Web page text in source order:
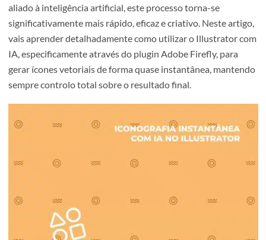
A criação de ícones personalizados é um elemento
no dia-a-dia dos designers gráficos. Com o Adobe
aliado à inteligência artificial, este processo torna-se
significativamente mais rápido, eficaz e criativo. Neste
vais aprender detalhadamente como utilizar o Illustrator
IA, especificamente através do plugin Adobe Firefly, para
sempre controlo total sobre o resultado final.